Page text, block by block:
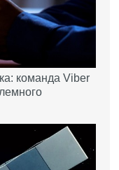
команда Viber